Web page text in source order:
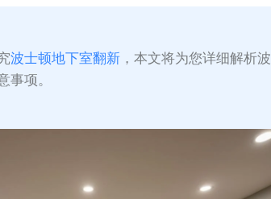
波士顿地下室翻新 ，本文将为您详细解析
事项。